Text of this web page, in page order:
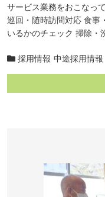
サービス業務をおこなっ
巡回・随時訪問対応 食事
いるかのチェック 掃除
採用情報 中途採用情報